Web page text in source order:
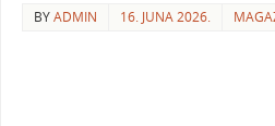
BYADMIN 16. JUNA 2026.